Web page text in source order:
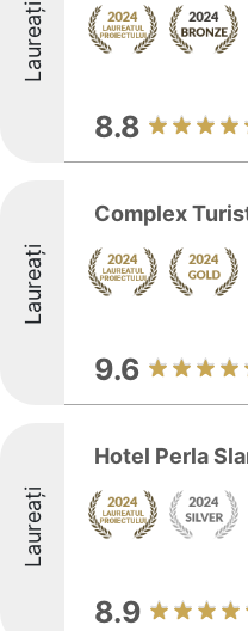
Laureați
8.8
Laureați
Complex
9.6
Laureați
Hotel Perla
8.9